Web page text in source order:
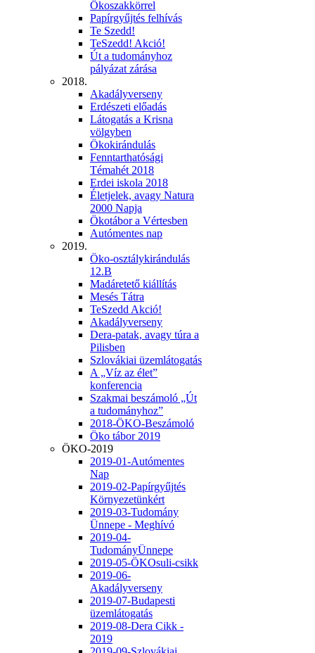
Ökoszakkörrel
Papírgyűjtés felhívás
Te Szedd!
TeSzedd! Akció!
Út a tudományhoz
pályázat zárása
2018.
Akadályverseny
Erdészeti előadás
Látogatás a Krisna
völgyben
Ökokirándulás
Fenntarthatósági
Témahét 2018
Erdei iskola 2018
Életjelek, avagy Natura
2000 Napja
Ökotábor a Vértesben
Autómentes nap
2019.
Öko-osztálykirándulás
12.B
Madáretető kiállítás
Mesés Tátra
TeSzedd Akció!
Akadályverseny
Dera-patak, avagy túra a
Pilisben
Szlovákiai üzemlátogatás
A „Víz az élet”
konferencia
Szakmai beszámoló „Út
a tudományhoz”
2018-ÖKO-Beszámoló
Öko tábor 2019
ÖKO-2019
2019-01-Autómentes
Nap
2019-02-Papírgyűjtés
Környezetünkért
2019-03-Tudomány
Ünnepe - Meghívó
2019-04-
TudományÜnnepe
2019-05-ÖKOsuli-csikk
2019-06-
Akadályverseny
2019-07-Budapesti
üzemlátogatás
2019-08-Dera Cikk -
2019